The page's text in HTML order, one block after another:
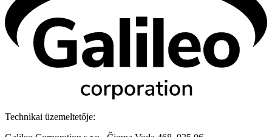
Technikai üzemeltetője: